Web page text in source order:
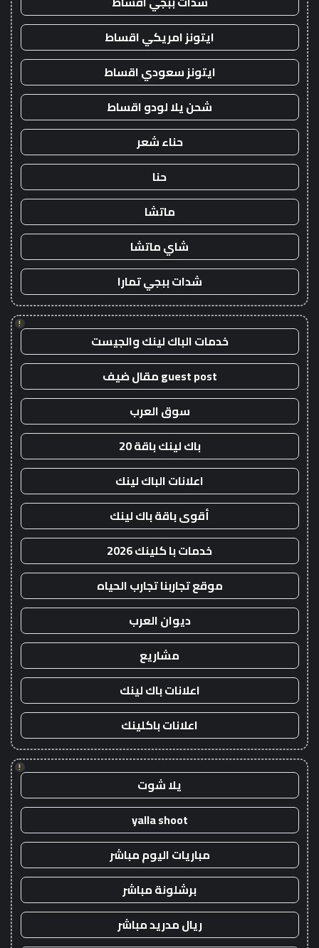
ايتونز امريكي اقساط
ايتونز سعودي اقساط
شحن يلا لودو اقساط
حناء شعر
حنا
ماتشا
شاي ماتشا
شدات ببجي تمارا
!
خدمات الباك لينك والجيست
guest post مقال ضيف
سوق العرب
باك لينك باقة 20
اعلانات الباك لينك
أقوى باقة باك لينك
خدمات با كلينك 2026
موقع تجاربنا تجارب الحياه
ديوان العرب
مشاريع
اعلانات باك لينك
اعلانات باكلينك
!
يلا شوت
yalla shoot
مباريات اليوم مباشر
برشلونة مباشر
ريال مدريد مباشر